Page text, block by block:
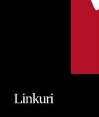
Linkuri